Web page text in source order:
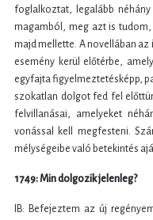
foglalkoztat, legalább
magamból, meg azt is
majd mellette. A novellában
esemény kerül előtérbe,
egyfajta figyelmeztetésképp,
szokatlan dolgot fed fel
felvillanásai, amelyeket
vonással kell megfesteni.
mélységeibe való betekintés
1749: Min dolgozik jelenleg?
IB: Befejeztem az új